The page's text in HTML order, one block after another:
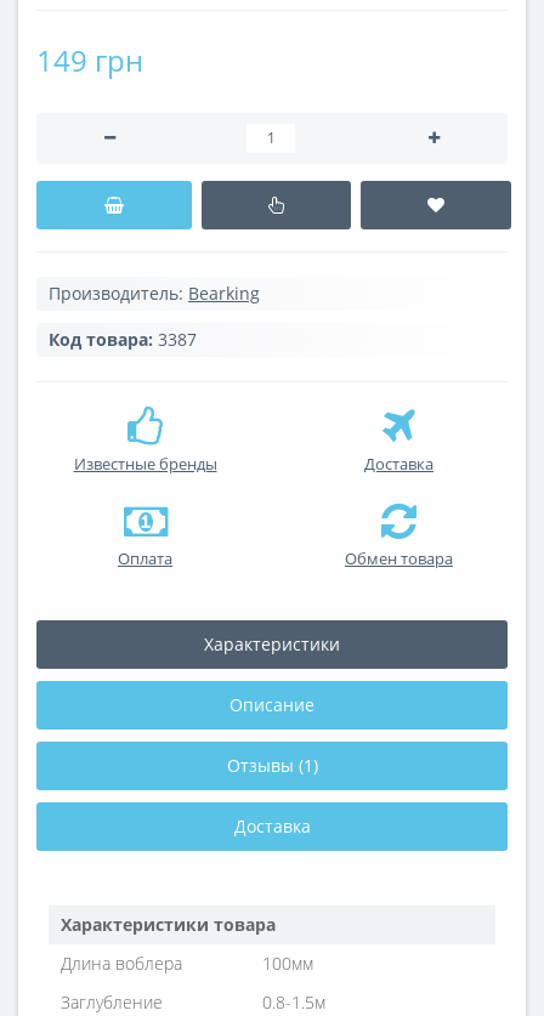
149 грн
Производитель: Bearking
Код товара: 3387
Известные бренды Доставка
Оплата Обмен товара
Характеристики
Описание
Отзывы (1)
Доставка
Характеристики товара
Длина воблера
100мм
Заглубление
0.8-1.5м